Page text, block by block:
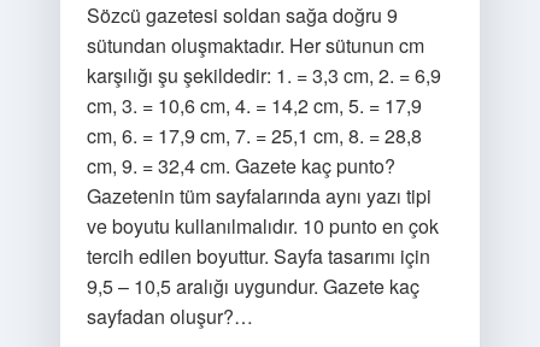
Sözcü gazetesi soldan sağa doğru 9
sütundan oluşmaktadır. Her sütunun cm
karşılığı şu şekildedir: 1. = 3,3 cm, 2. = 6,9
cm, 3. = 10,6 cm, 4. = 14,2 cm, 5. = 17,9
cm, 6. = 17,9 cm, 7. = 25,1 cm, 8. = 28,8
cm, 9. = 32,4 cm. Gazete kaç punto?
Gazetenin tüm sayfalarında aynı yazı tipi
ve boyutu kullanılmalıdır. 10 punto en çok
tercih edilen boyuttur. Sayfa tasarımı için
9,5 – 10,5 aralığı uygundur. Gazete kaç
sayfadan oluşur?…